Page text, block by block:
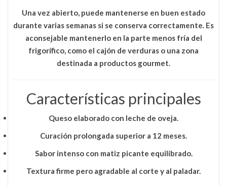
Una vez abierto, puede mantenerse en buen estado
durante varias semanas si se conserva correctamente. Es
aconsejable mantenerlo en la parte menos fría del
frigorífico, como el cajón de verduras o una zona
destinada a productos gourmet.
Características principales
Queso elaborado con leche de oveja.
Curación prolongada superior a 12 meses.
Sabor intenso con matiz picante equilibrado.
Textura firme pero agradable al corte y al paladar.